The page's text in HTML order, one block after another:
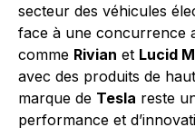
secteur des véhicules
face à une concurrence
comme Rivian et Lucid
avec des produits de
marque de Tesla reste
performance et